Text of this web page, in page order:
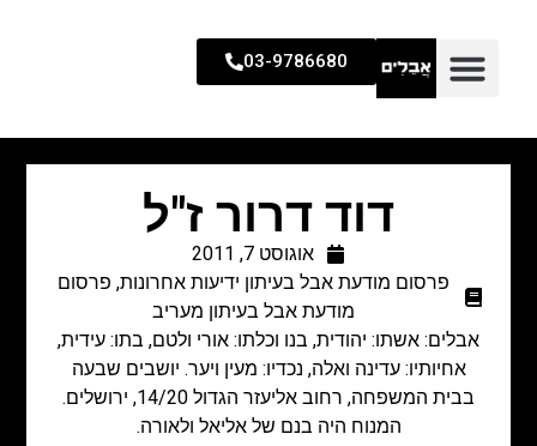
03-9786680
דוד דרור ז"ל
אוגוסט 7, 2011
פרסום מודעת אבל בעיתון ידיעות אחרונות, פרסום
מודעת אבל בעיתון מעריב
אבלים: אשתו: יהודית, בנו וכלתו: אורי ולטם, בתו: עידית,
אחיותיו: עדינה ואלה, נכדיו: מעין ויער. יושבים שבעה
בבית המשפחה, רחוב אליעזר הגדול 14/20, ירושלים.
המנוח היה בנם של אליאל ולאורה.